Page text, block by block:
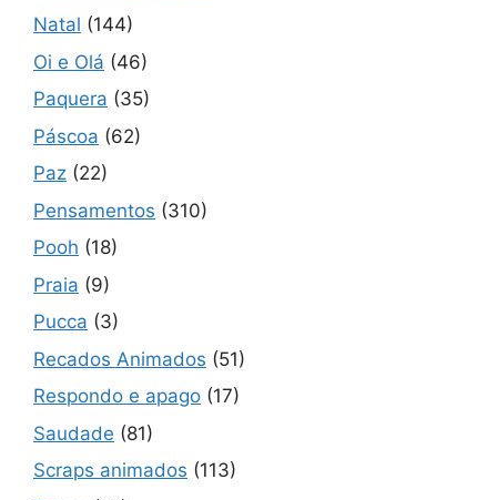
Natal (144)
Oi e Olá (46)
Paquera (35)
Páscoa (62)
Paz (22)
Pensamentos (310)
Pooh (18)
Praia (9)
Pucca (3)
Recados Animados (51)
Respondo e apago (17)
Saudade (81)
Scraps animados (113)